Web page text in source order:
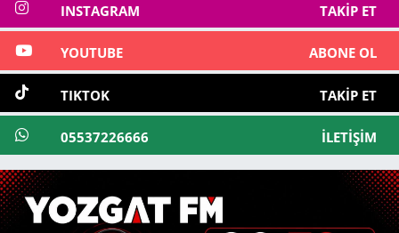
INSTAGRAM TAKIP ET
YOUTUBE ABONE OL
TIKTOK TAKIP ET
05537226666 İLETIŞIM